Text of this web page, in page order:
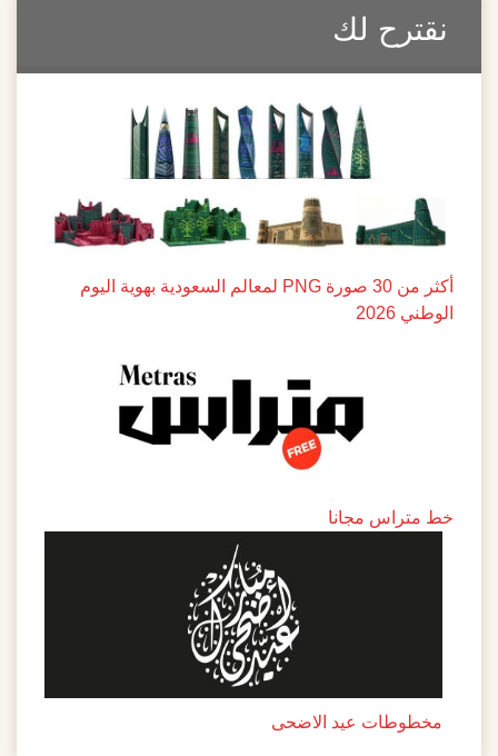
نقترح لك
أكثر من 30 صورة PNG لمعالم السعودية بهوية اليوم
الوطني 2026
خط متراس مجانا
مخطوطات عيد الاضحى